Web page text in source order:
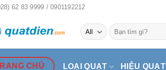
62 83 9999 / 0901192212
Tìm
kiếm:
CHỦ LOẠI QUẠT HIỆU QUẠT